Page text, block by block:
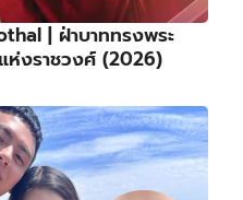
| ฝ่าบาททรงพระ
งราชวงศ์ (2026)